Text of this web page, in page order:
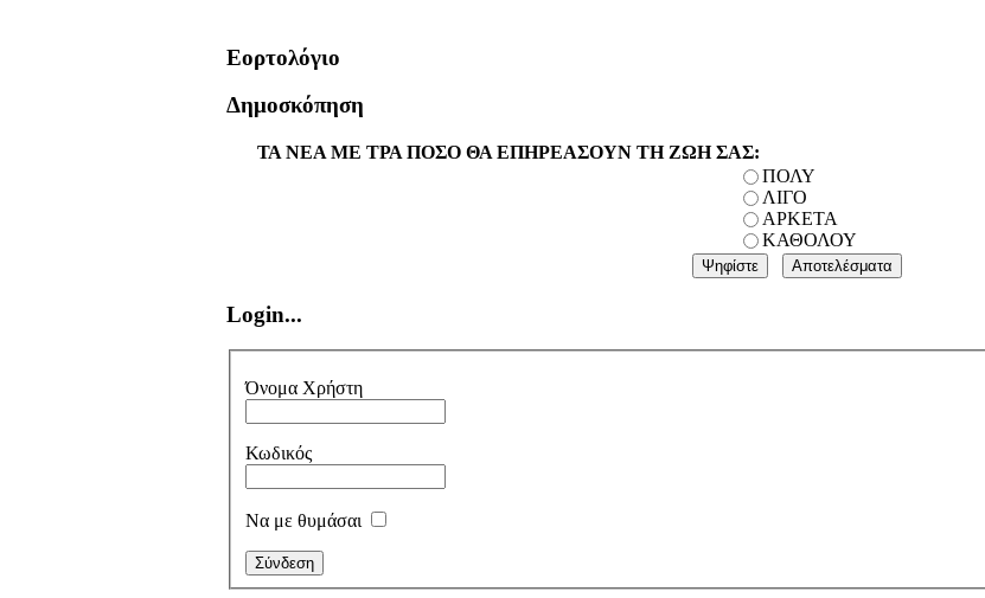
Εορτολόγιο
Δημοσκόπηση
ΤΑ ΝΕΑ ΜΕ ΤΡΑ ΠΟΣΟ ΘΑ ΕΠΗΡΕΑΣΟΥΝ ΤΗ ΖΩΗ ΣΑΣ:
ΠΟΛΥ
ΛΙΓΟ
ΑΡΚΕΤΑ
ΚΑΘΟΛΟΥ
Login...
Όνομα Χρήστη
Κωδικός
Να με θυμάσαι